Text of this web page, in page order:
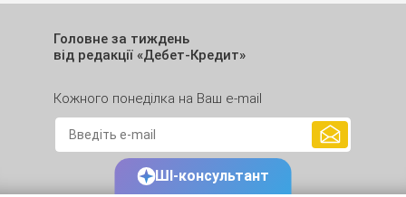
Головне за тиждень
від редакції «Дебет-Кредит»
Кожного понеділка на Ваш e-mail
ШІ-консультант